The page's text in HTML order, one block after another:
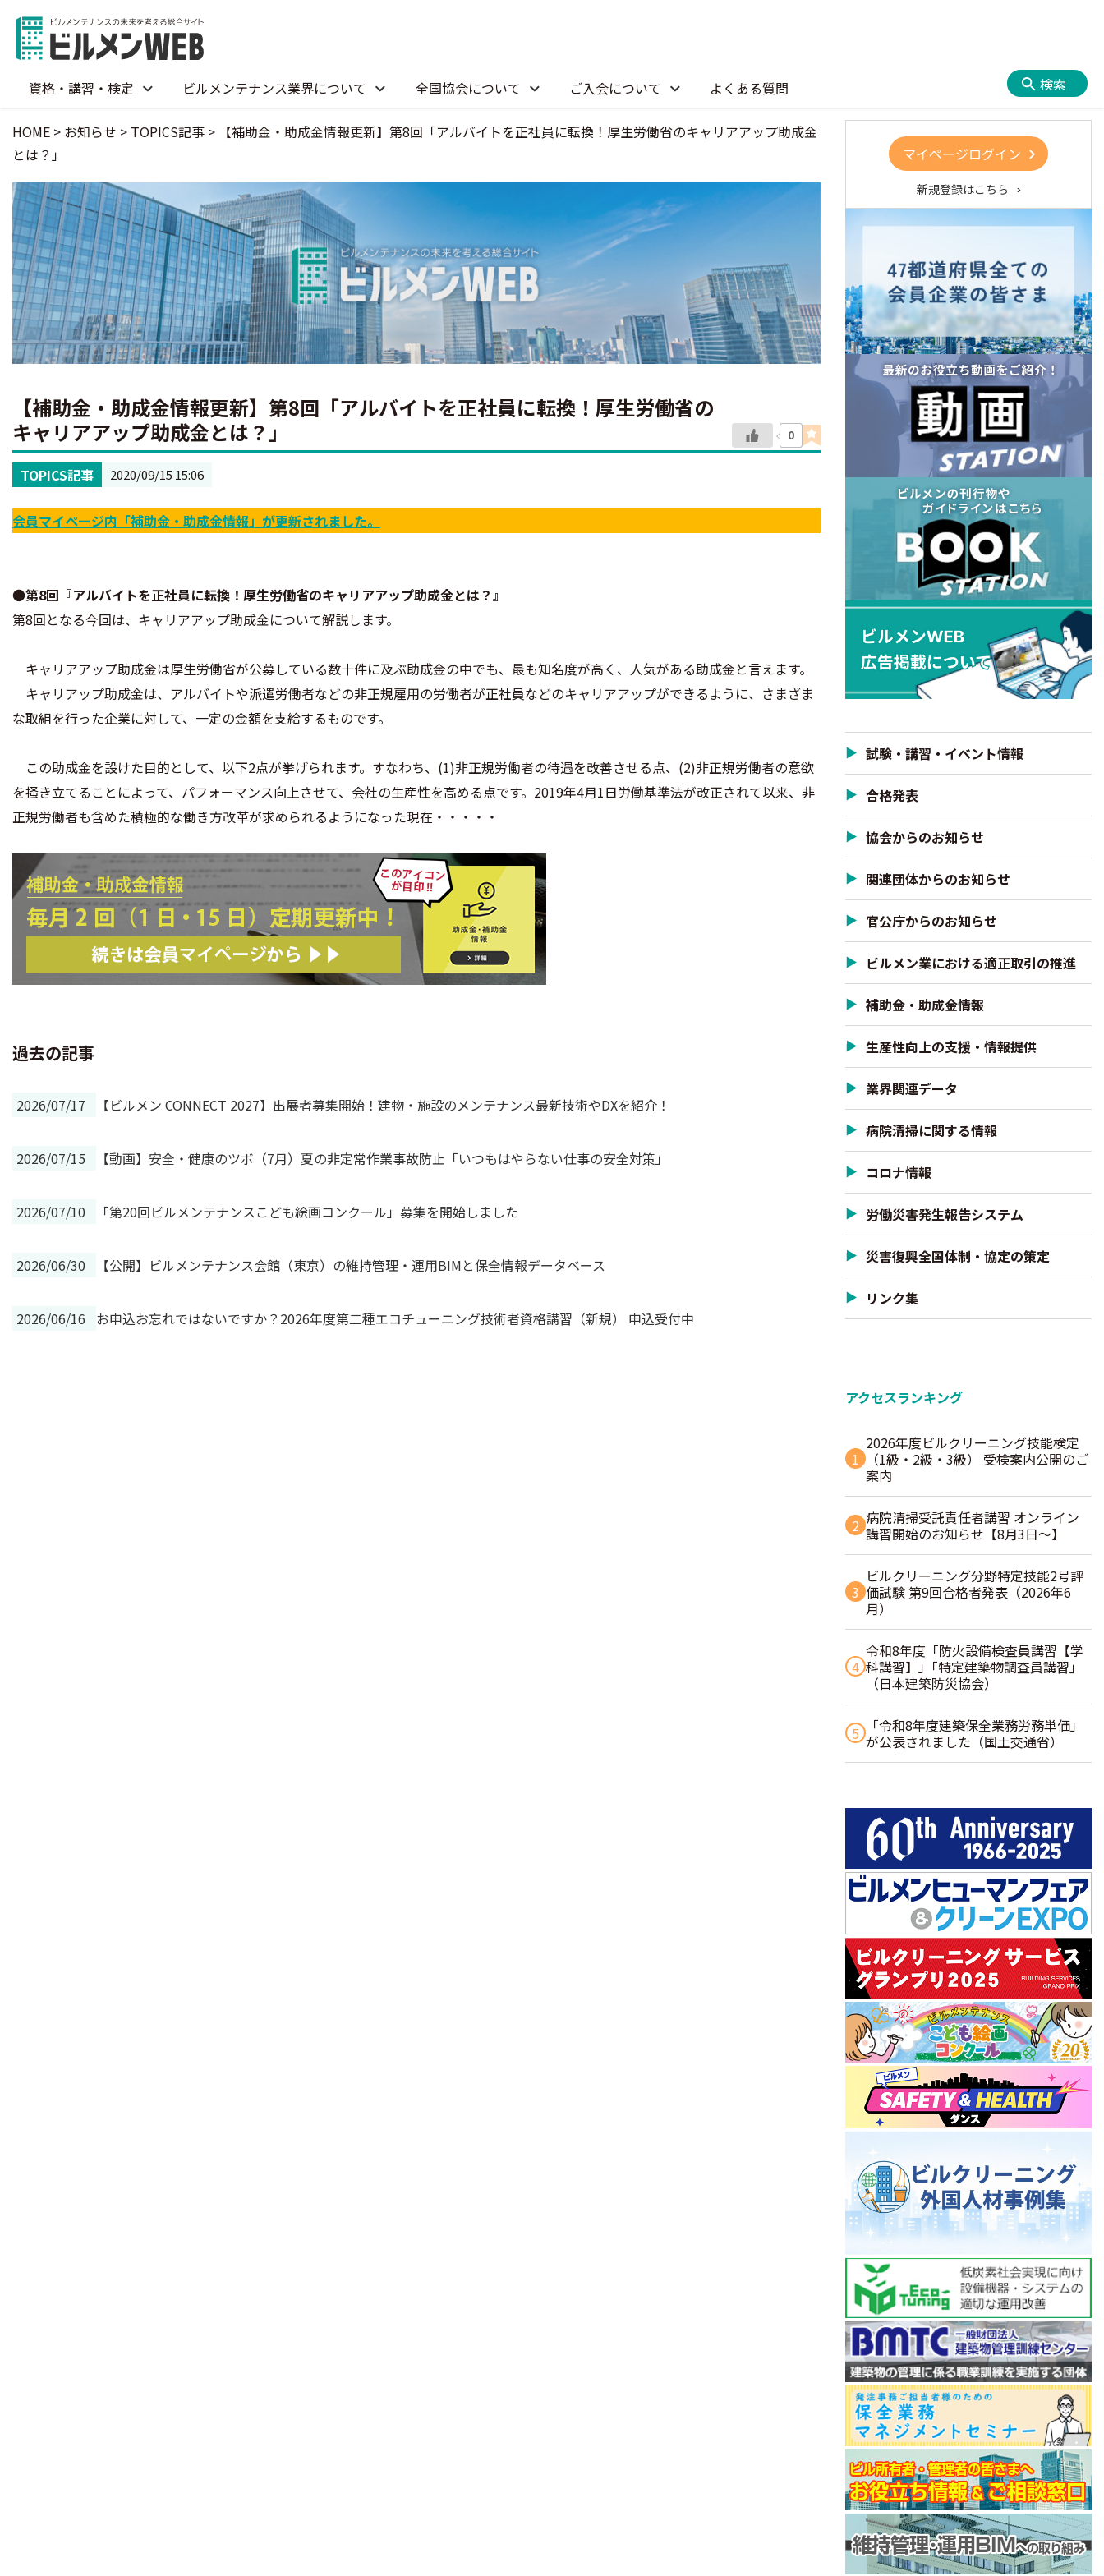
資格・講習・検定 ビルメンテナンス業界について 全国協会について ご入会について よくある質問 検索
HOME > お知らせ > TOPICS記事 > 【補助金・助成金情報更新】第8回「アルバイトを正社員に転換！厚生労働省のキャリアアップ助成金
とは？」
【補助金・助成金情報更新】第8回「アルバイトを正社員に転換！厚生労働省の
キャリアアップ助成金とは？」
0
TOPICS記事 2020/09/15 15:06
会員マイページ内「補助金・助成金情報」が更新されました。
●第8回『アルバイトを正社員に転換！厚生労働省のキャリアアップ助成金とは？』
第8回となる今回は、キャリアアップ助成金について解説します。
キャリアアップ助成金は厚生労働省が公募している数十件に及ぶ助成金の中でも、最も知名度が高く、人気がある助成金と言えます。
キャリアップ助成金は、アルバイトや派遣労働者などの非正規雇用の労働者が正社員などのキャリアアップができるように、さまざま
な取組を行った企業に対して、一定の金額を支給するものです。
この助成金を設けた目的として、以下2点が挙げられます。すなわち、(1)非正規労働者の待遇を改善させる点、(2)非正規労働者の意欲
を掻き立てることによって、パフォーマンス向上させて、会社の生産性を高める点です。2019年4月1日労働基準法が改正されて以来、非
正規労働者も含めた積極的な働き方改革が求められるようになった現在・・・・・
過去の記事
2026/07/17 【ビルメン CONNECT 2027】出展者募集開始！建物・施設のメンテナンス最新技術やDXを紹介！
2026/07/15 【動画】安全・健康のツボ（7月）夏の非定常作業事故防止「いつもはやらない仕事の安全対策」
2026/07/10 「第20回ビルメンテナンスこども絵画コンクール」募集を開始しました
2026/06/30 【公開】ビルメンテナンス会館（東京）の維持管理・運用BIMと保全情報データベース
2026/06/16 お申込お忘れではないですか？2026年度第二種エコチューニング技術者資格講習（新規） 申込受付中
マイページログイン
新規登録はこちら
試験・講習・イベント情報
合格発表
協会からのお知らせ
関連団体からのお知らせ
官公庁からのお知らせ
ビルメン業における適正取引の推進
補助金・助成金情報
生産性向上の支援・情報提供
業界関連データ
病院清掃に関する情報
コロナ情報
労働災害発生報告システム
災害復興全国体制・協定の策定
リンク集
アクセスランキング
1
2026年度ビルクリーニング技能検定
（1級・2級・3級） 受検案内公開のご
案内
2 病院清掃受託責任者講習 オンライン
講習開始のお知らせ【8月3日～】
3
ビルクリーニング分野特定技能2号評
価試験 第9回合格者発表（2026年6
月）
4
令和8年度「防火設備検査員講習【学
科講習】」｢特定建築物調査員講習｣
（日本建築防災協会）
5
「令和8年度建築保全業務労務単価」
が公表されました（国土交通省）